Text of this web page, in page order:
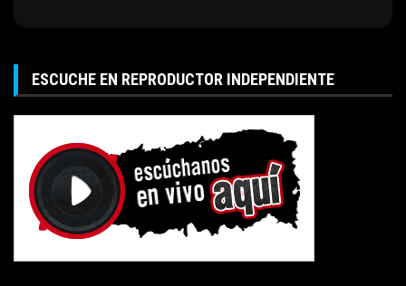
ESCUCHE EN REPRODUCTOR INDEPENDIENTE